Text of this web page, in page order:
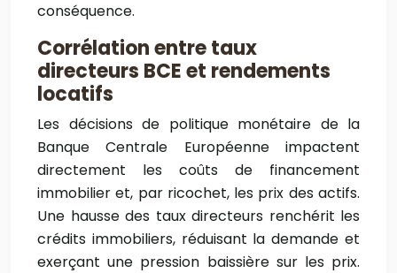
conséquence.
Corrélation entre taux
directeurs BCE et rendements
locatifs
Les décisions de politique monétaire de la
Banque Centrale Européenne impactent
directement les coûts de financement
immobilier et, par ricochet, les prix des actifs.
Une hausse des taux directeurs renchérit les
crédits immobiliers, réduisant la demande et
exerçant une pression baissière sur les prix.